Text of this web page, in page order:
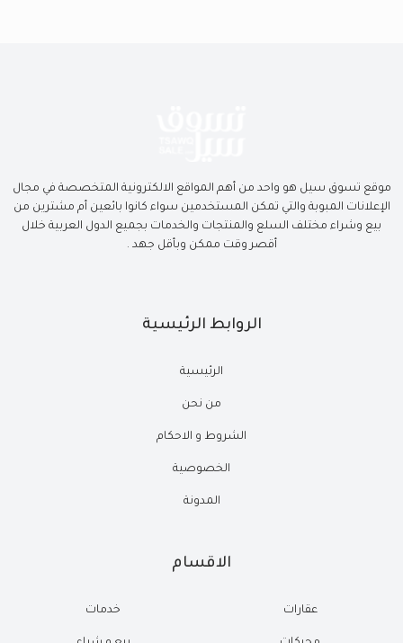
موقع تسوق سيل هو واحد من أهم المواقع الالكترونية المتخصصة في مجال
الإعلانات المبوبة والتي تمكن المستخدمين سواء كانوا بائعين أم مشترين من
بيع وشراء مختلف السلع والمنتجات والخدمات بجميع الدول العربية خلال
أقصر وقت ممكن وبأقل جهد .
الروابط الرئيسية
الرئيسية
من نحن
الشروط و الاحكام
الخصوصية
المدونة
الاقسام
عقارات خدمات